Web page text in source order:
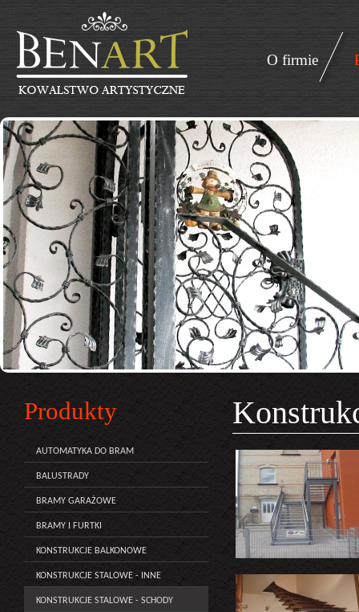
O firmie
Produkty
AUTOMATYKA DO BRAM
BALUSTRADY
BRAMY GARAŻOWE
BRAMY I FURTKI
KONSTRUKCJE BALKONOWE
KONSTRUKCJE STALOWE - INNE
KONSTRUKCJE STALOWE - SCHODY